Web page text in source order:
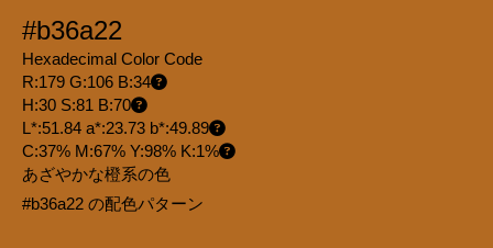
#b36a22
Hexadecimal Color Code
R:179 G:106 B:34
H:30 S:81 B:70
L*:51.84 a*:23.73 b*:49.89
C:37% M:67% Y:98% K:1%
あざやかな橙系の色
#b36a22 の配色パターン